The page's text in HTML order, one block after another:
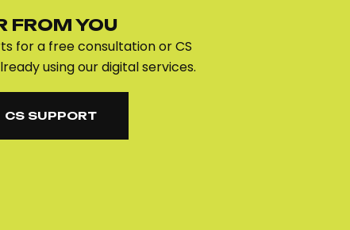
FROM YOU
for a free consultation or CS
using our digital services.
CS SUPPORT